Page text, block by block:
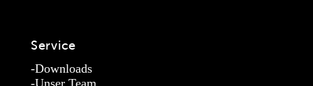
Service
Downloads